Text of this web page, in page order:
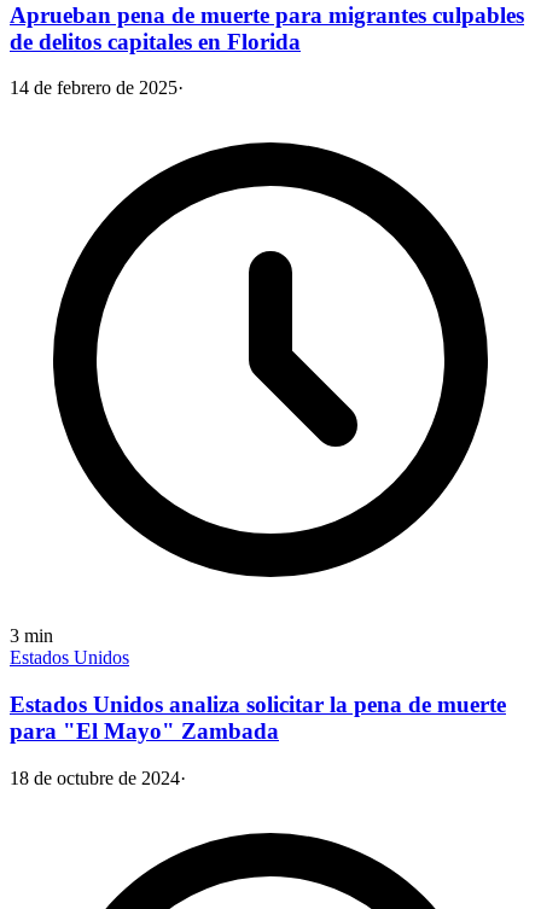
Aprueban pena de muerte para migrantes culpables
de delitos capitales en Florida
14 de febrero de 2025·
3 min
Estados Unidos
Estados Unidos analiza solicitar la pena de muerte
para "El Mayo" Zambada
18 de octubre de 2024·